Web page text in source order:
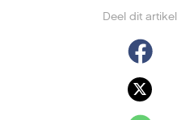
Deel dit artikel